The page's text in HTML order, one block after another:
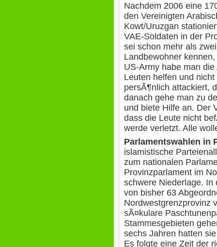
Nachdem 2006 eine
den Vereinigten
Kowt/Uruzgan
VAE-Soldaten in der
sei schon mehr als
Landbewohner
US-Army habe man
Leuten helfen und
persÃ¶nlich attackiert,
danach gehe man zu
und biete Hilfe an. Der
dass die Leute nicht
werde verletzt. Alle
Parlamentswahlen in
islamistische
zum nationalen
Provinzparlament im
schwere Niederlage. In
von bisher 63
Nordwestgrenzprovinz
sÃ¤kulare
Stammesgebieten
sechs Jahren hatten
Es folgte eine Zeit der